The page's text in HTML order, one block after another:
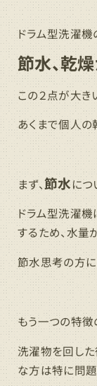
ドラム型洗濯
節水、乾
この２点が大き
あくまで個人の
まず、節水につ
ドラム型洗濯
するため、水量
節水思考の方
もう一つの特徴
洗濯物を回した
な方は特に問